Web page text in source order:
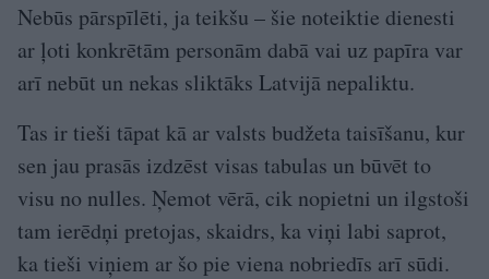
Nebūs pārspīlēti, ja teikšu – šie noteiktie dienesti
ar ļoti konkrētām personām dabā vai uz papīra var
arī nebūt un nekas sliktāks Latvijā nepaliktu.
Tas ir tieši tāpat kā ar valsts budžeta taisīšanu, kur
sen jau prasās izdzēst visas tabulas un būvēt to
visu no nulles. Ņemot vērā, cik nopietni un ilgstoši
tam ierēdņi pretojas, skaidrs, ka viņi labi saprot,
ka tieši viņiem ar šo pie viena nobriedīs arī sūdi.